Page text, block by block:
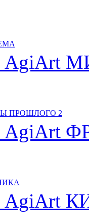
AgiArt
AgiArt